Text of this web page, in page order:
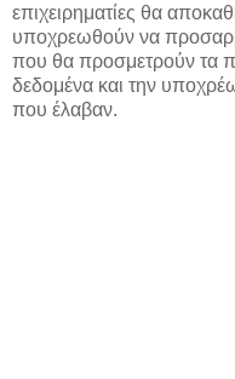
επιχειρηματίες θα
υποχρεωθούν να
που θα προσμετρούν τα
δεδομένα και την
που έλαβαν.